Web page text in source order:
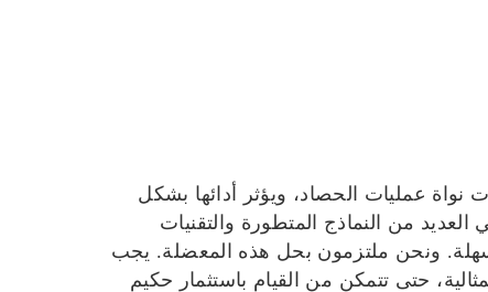
عمليات الحصاد، ويؤثر أدائها بشكل
من النماذج المتطورة والتقنيات
ونحن ملتزمون بحل هذه المعضلة. يجب
وتطبيقاتها المثالية، حتى تتمكن من القيام باستثمار حكيم